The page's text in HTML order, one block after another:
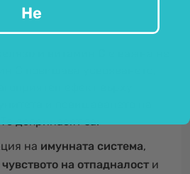
допринасят за:
на имунната система,
на отпадналост и
Не